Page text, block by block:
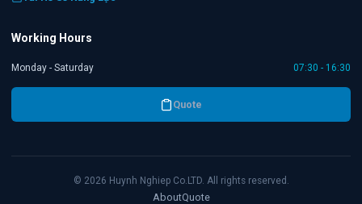
Working Hours
Monday - Saturday 07:30 - 16:30
Quote
© 2026 Huynh Nghiep Co.LTD. All rights reserved.
AboutQuote